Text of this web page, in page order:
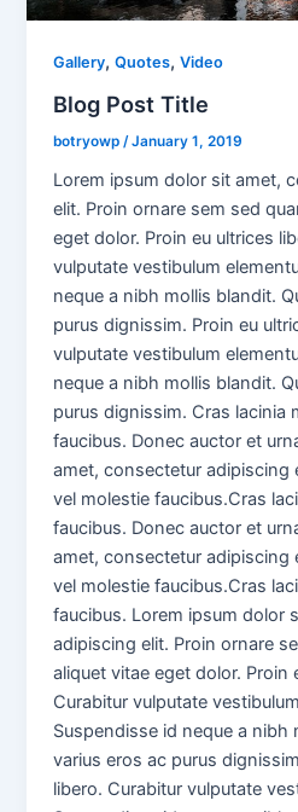
Gallery,Quotes,Video
Blog Post Title
botryowp /January 1, 2019
Lorem ipsum dolor sit amet,
elit. Proin ornare sem sed
eget dolor. Proin eu ultrices
vulputate vestibulum
neque a nibh mollis blandit.
purus dignissim. Proin eu
vulputate vestibulum
neque a nibh mollis blandit.
purus dignissim. Cras lacinia
faucibus. Donec auctor et
amet, consectetur adipiscing
vel molestie faucibus.Cras
faucibus. Donec auctor et
amet, consectetur adipiscing
vel molestie faucibus.Cras
faucibus. Lorem ipsum dolor
adipiscing elit. Proin ornare
aliquet vitae eget dolor. Proin
Curabitur vulputate
Suspendisse id neque a nibh
varius eros ac purus
libero. Curabitur vulputate